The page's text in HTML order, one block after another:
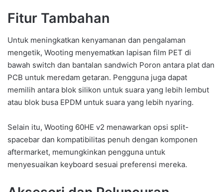
Fitur Tambahan
Untuk meningkatkan kenyamanan dan pengalaman
mengetik, Wooting menyematkan lapisan film PET di
bawah switch dan bantalan sandwich Poron antara plat dan
PCB untuk meredam getaran. Pengguna juga dapat
memilih antara blok silikon untuk suara yang lebih lembut
atau blok busa EPDM untuk suara yang lebih nyaring.
Selain itu, Wooting 60HE v2 menawarkan opsi split-
spacebar dan kompatibilitas penuh dengan komponen
aftermarket, memungkinkan pengguna untuk
menyesuaikan keyboard sesuai preferensi mereka.